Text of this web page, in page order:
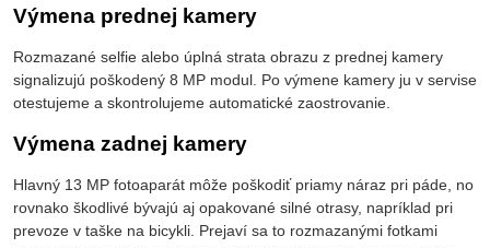
Výmena prednej kamery
Rozmazané selfie alebo úplná strata obrazu z prednej kamery
signalizujú poškodený 8 MP modul. Po výmene kamery ju v servise
otestujeme a skontrolujeme automatické zaostrovanie.
Výmena zadnej kamery
Hlavný 13 MP fotoaparát môže poškodiť priamy náraz pri páde, no
rovnako škodlivé bývajú aj opakované silné otrasy, napríklad pri
prevoze v taške na bicykli. Prejaví sa to rozmazanými fotkami